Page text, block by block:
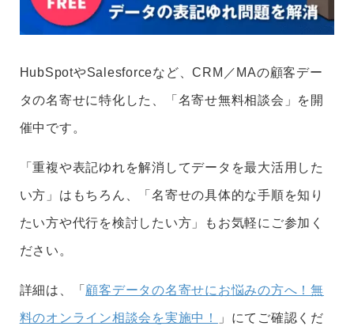
HubSpotやSalesforceなど、CRM／MAの顧客デー
タの名寄せに特化した、「名寄せ無料相談会」を開
催中です。
「重複や表記ゆれを解消してデータを最大活用した
い方」はもちろん、「名寄せの具体的な手順を知り
たい方や代行を検討したい方」もお気軽にご参加く
ださい。
詳細は、「 顧客データの名寄せにお悩みの方へ！無
料のオンライン相談会を実施中！ 」にてご確認くだ